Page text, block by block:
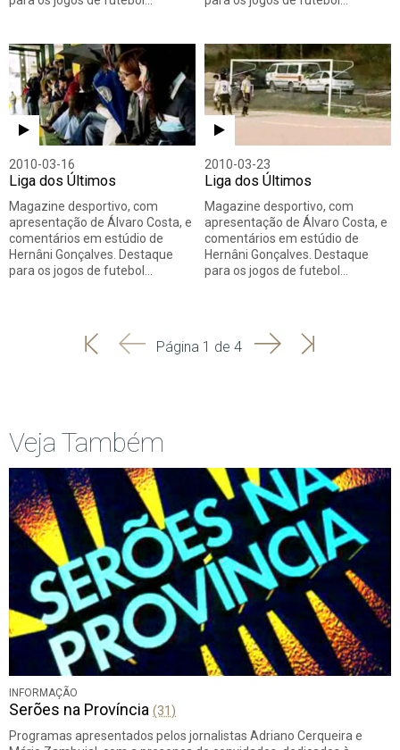
2010-03-16
Liga dos Últimos
Magazine desportivo, com
apresentação de Álvaro Costa, e
comentários em estúdio de
Hernâni Gonçalves. Destaque
para os jogos de futebol…
2010-03-23
Liga dos Últimos
Magazine desportivo, com
apresentação de Álvaro Costa, e
comentários em estúdio de
Hernâni Gonçalves. Destaque
para os jogos de futebol…
'
'
Página 1 de 4 SeguinteÚltima
Veja Também
INFORMAÇÃO
Serões na Província (31)
Programas apresentados pelos jornalistas Adriano Cerqueira e